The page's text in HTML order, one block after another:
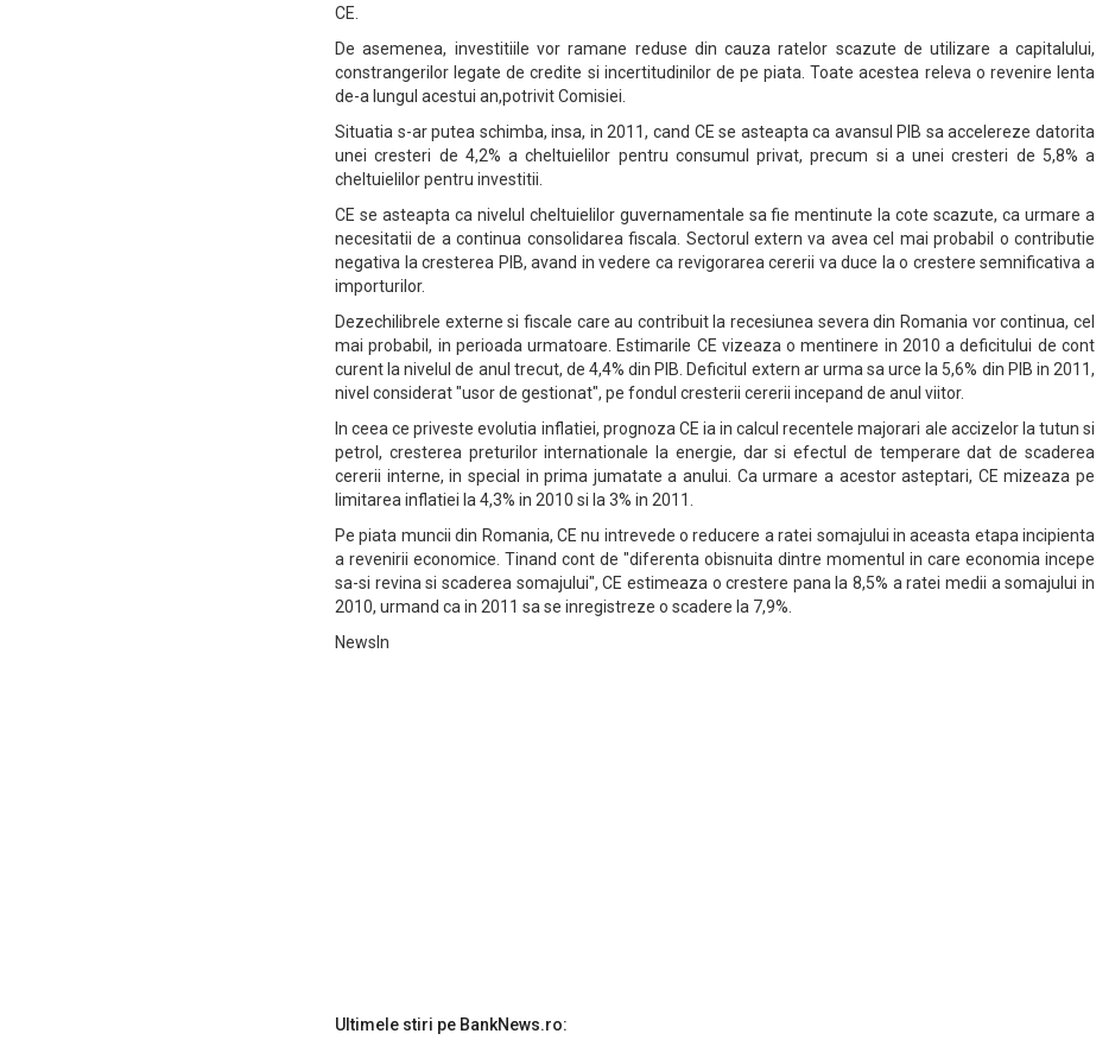
CE.
De asemenea, investitiile vor ramane reduse din cauza ratelor scazute de utilizare a capitalului,
constrangerilor legate de credite si incertitudinilor de pe piata. Toate acestea releva o revenire lenta
de-a lungul acestui an,potrivit Comisiei.
Situatia s-ar putea schimba, insa, in 2011, cand CE se asteapta ca avansul PIB sa accelereze datorita
unei cresteri de 4,2% a cheltuielilor pentru consumul privat, precum si a unei cresteri de 5,8% a
cheltuielilor pentru investitii.
CE se asteapta ca nivelul cheltuielilor guvernamentale sa fie mentinute la cote scazute, ca urmare a
necesitatii de a continua consolidarea fiscala. Sectorul extern va avea cel mai probabil o contributie
negativa la cresterea PIB, avand in vedere ca revigorarea cererii va duce la o crestere semnificativa a
importurilor.
Dezechilibrele externe si fiscale care au contribuit la recesiunea severa din Romania vor continua, cel
mai probabil, in perioada urmatoare. Estimarile CE vizeaza o mentinere in 2010 a deficitului de cont
curent la nivelul de anul trecut, de 4,4% din PIB. Deficitul extern ar urma sa urce la 5,6% din PIB in 2011,
nivel considerat "usor de gestionat", pe fondul cresterii cererii incepand de anul viitor.
In ceea ce priveste evolutia inflatiei, prognoza CE ia in calcul recentele majorari ale accizelor la tutun si
petrol, cresterea preturilor internationale la energie, dar si efectul de temperare dat de scaderea
cererii interne, in special in prima jumatate a anului. Ca urmare a acestor asteptari, CE mizeaza pe
limitarea inflatiei la 4,3% in 2010 si la 3% in 2011.
Pe piata muncii din Romania, CE nu intrevede o reducere a ratei somajului in aceasta etapa incipienta
a revenirii economice. Tinand cont de "diferenta obisnuita dintre momentul in care economia incepe
sa-si revina si scaderea somajului", CE estimeaza o crestere pana la 8,5% a ratei medii a somajului in
2010, urmand ca in 2011 sa se inregistreze o scadere la 7,9%.
NewsIn
Ultimele stiri pe BankNews.ro: